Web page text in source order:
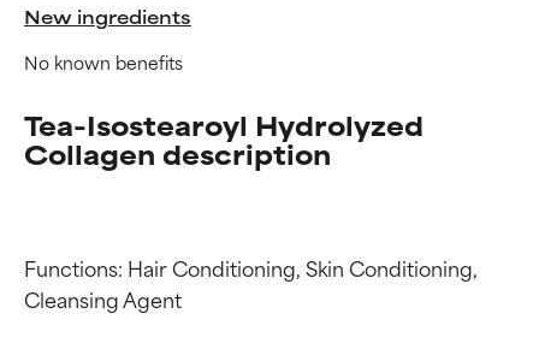
New ingredients
No known benefits
Tea-Isostearoyl Hydrolyzed
Collagen description
Functions: Hair Conditioning, Skin Conditioning,
Cleansing Agent